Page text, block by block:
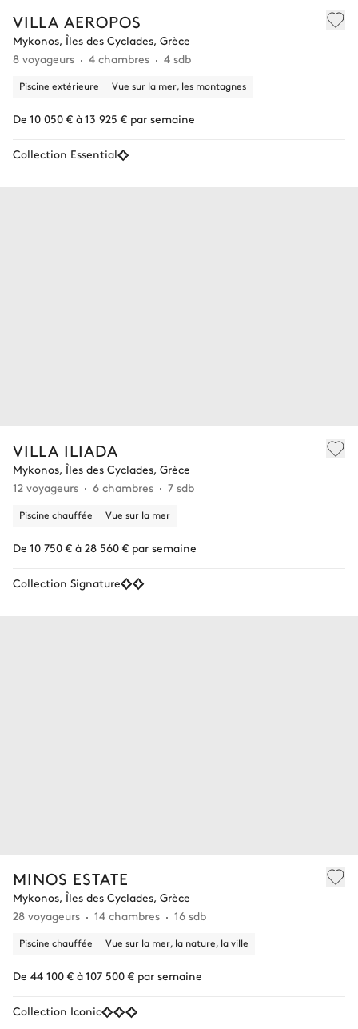
VILLA AEROPOS
Mykonos, Îles des Cyclades, Grèce
8 voyageurs
4 chambres 4 sdb
Piscine extérieure Vue sur la mer, les montagnes
De 10 050 € à 13 925 € par semaine
Collection Essential
VILLA ILIADA
Mykonos, Îles des Cyclades, Grèce
12 voyageurs
6 chambres 7 sdb
Piscine chauffée Vue sur la mer
De 10 750 € à 28 560 € par semaine
Collection Signature
MINOS ESTATE
Mykonos, Îles des Cyclades, Grèce
28 voyageurs
14 chambres 16 sdb
Piscine chauffée Vue sur la mer, la nature, la ville
De 44 100 € à 107 500 € par semaine
Collection Iconic